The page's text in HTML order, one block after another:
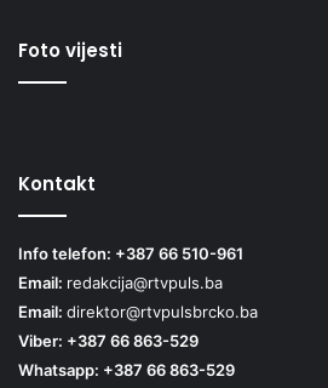
Foto vijesti
Kontakt
Info telefon: +387 66 510-961
Email: redakcija@rtvpuls.ba
Email: direktor@rtvpulsbrcko.ba
Viber: +387 66 863-529
Whatsapp: +387 66 863-529